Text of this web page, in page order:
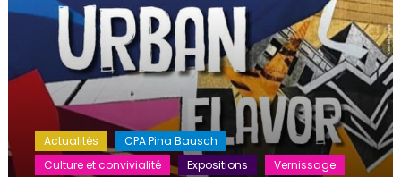
Actualités
CPA Pina Bausch
Culture et convivialité
Expositions
Vernissage